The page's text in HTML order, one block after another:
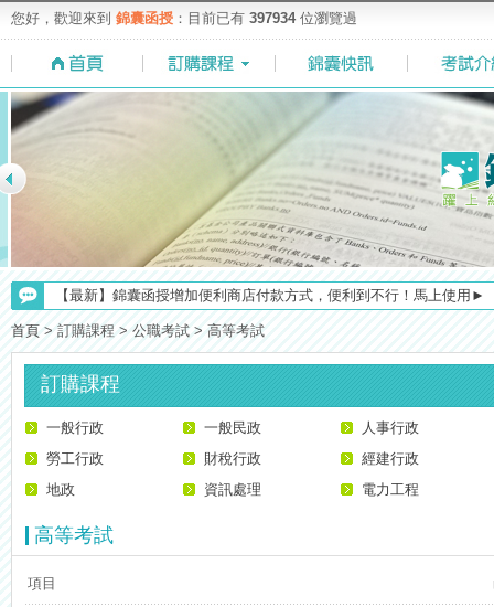
您好，歡迎來到 錦囊函授 ：目前已有 397934位瀏覽過
【最新】錦囊函授增加便利商店付款方式，便利到不行！馬上使用►
【求職秘技＼(￣O￣)】你對國營事業了解多少呢? 必考國事業的6
【考選部】高普考／修正部份考試科目及大綱，趕快來看看有哪一些
【重要】114年度起，雲端函授之課堂教材須知，請點我查看☀☀☀
【考試院】國考證書數位化，112年起全面實施！點我看詳情>>>
【注意】112年起高普不考「公文」／高考英文占比提升，快來看看
【上榜生獎學金計畫】恭賀金榜！上榜生獎學金申請辦法與表格下
首頁 > 訂購課程 > 公職考試 > 高等考試
訂購課程
一般行政 一般民政
人事行政
勞工行政
財稅行政
經建行政
地政
資訊處理 電力工程
高等考試
項目